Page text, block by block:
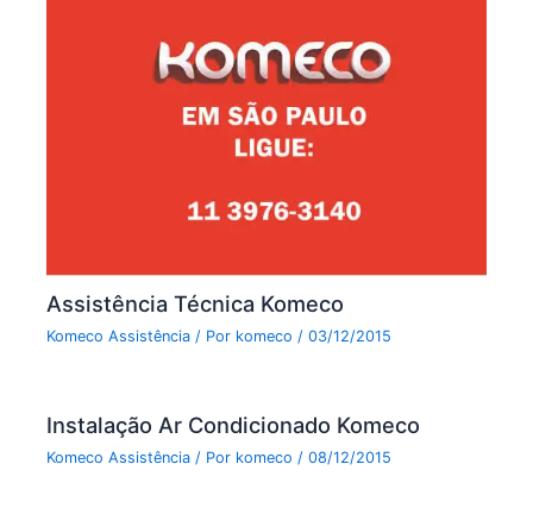
Assistência Técnica Komeco
Komeco Assistência / Por komeco/03/12/2015
Instalação Ar Condicionado Komeco
Komeco Assistência / Por komeco /08/12/2015